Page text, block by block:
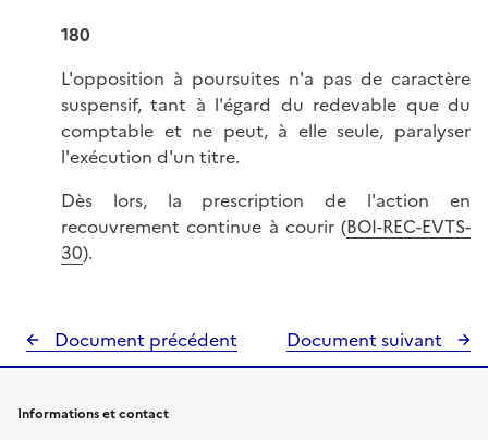
180
L'opposition à poursuites n'a pas de caractère
suspensif, tant à l'égard du redevable que du
comptable et ne peut, à elle seule, paralyser
l'exécution d'un titre.
Dès lors, la prescription de l'action en
recouvrement continue à courir (BOI-REC-EVTS-
30).
Document précédent Document suivant
Informations et contact